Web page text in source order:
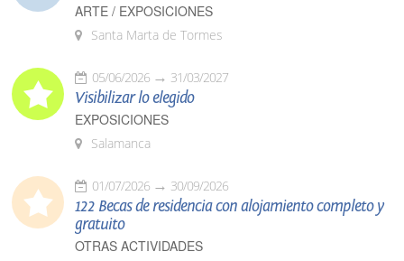
ARTE / EXPOSICIONES
Santa Marta de Tormes
05/06/2026 31/03/2027
Visibilizar lo elegido
EXPOSICIONES
Salamanca
01/07/2026 30/09/2026
122 Becas de residencia con alojamiento completo y
gratuito
OTRAS ACTIVIDADES